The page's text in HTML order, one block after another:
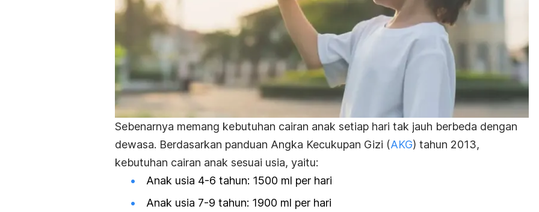
Sebenarnya memang kebutuhan cairan anak setiap hari tak jauh berbeda dengan
dewasa. Berdasarkan panduan Angka Kecukupan Gizi (AKG) tahun 2013,
kebutuhan cairan anak sesuai usia, yaitu:
Anak usia 4-6 tahun: 1500 ml per hari
Anak usia 7-9 tahun: 1900 ml per hari